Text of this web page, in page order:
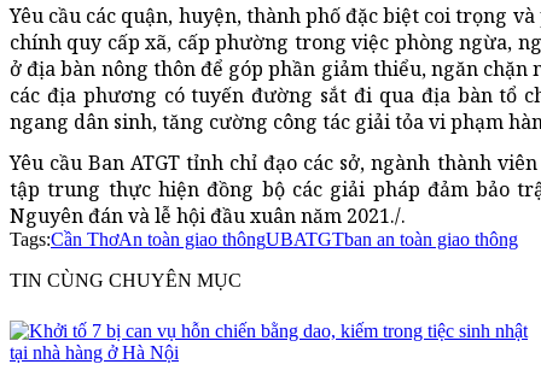
Yêu cầu các quận, huyện, thành phố đặc biệt coi trọng
chính quy cấp xã, cấp phường trong việc phòng ngừa,
ở địa bàn nông thôn để góp phần giảm thiểu, ngăn
các địa phương có tuyến đường sắt đi qua địa bàn tổ
ngang dân sinh, tăng cường công tác giải tỏa vi phạm
Yêu cầu Ban ATGT tỉnh chỉ đạo các sở, ngành thành
tập trung thực hiện đồng bộ các giải pháp đảm bảo
Nguyên đán và lễ hội đầu xuân năm 2021./.
Tags:Cần ThơAn toàn giao thôngUBATGTban an toàn giao thông
TIN CÙNG CHUYÊN MỤC